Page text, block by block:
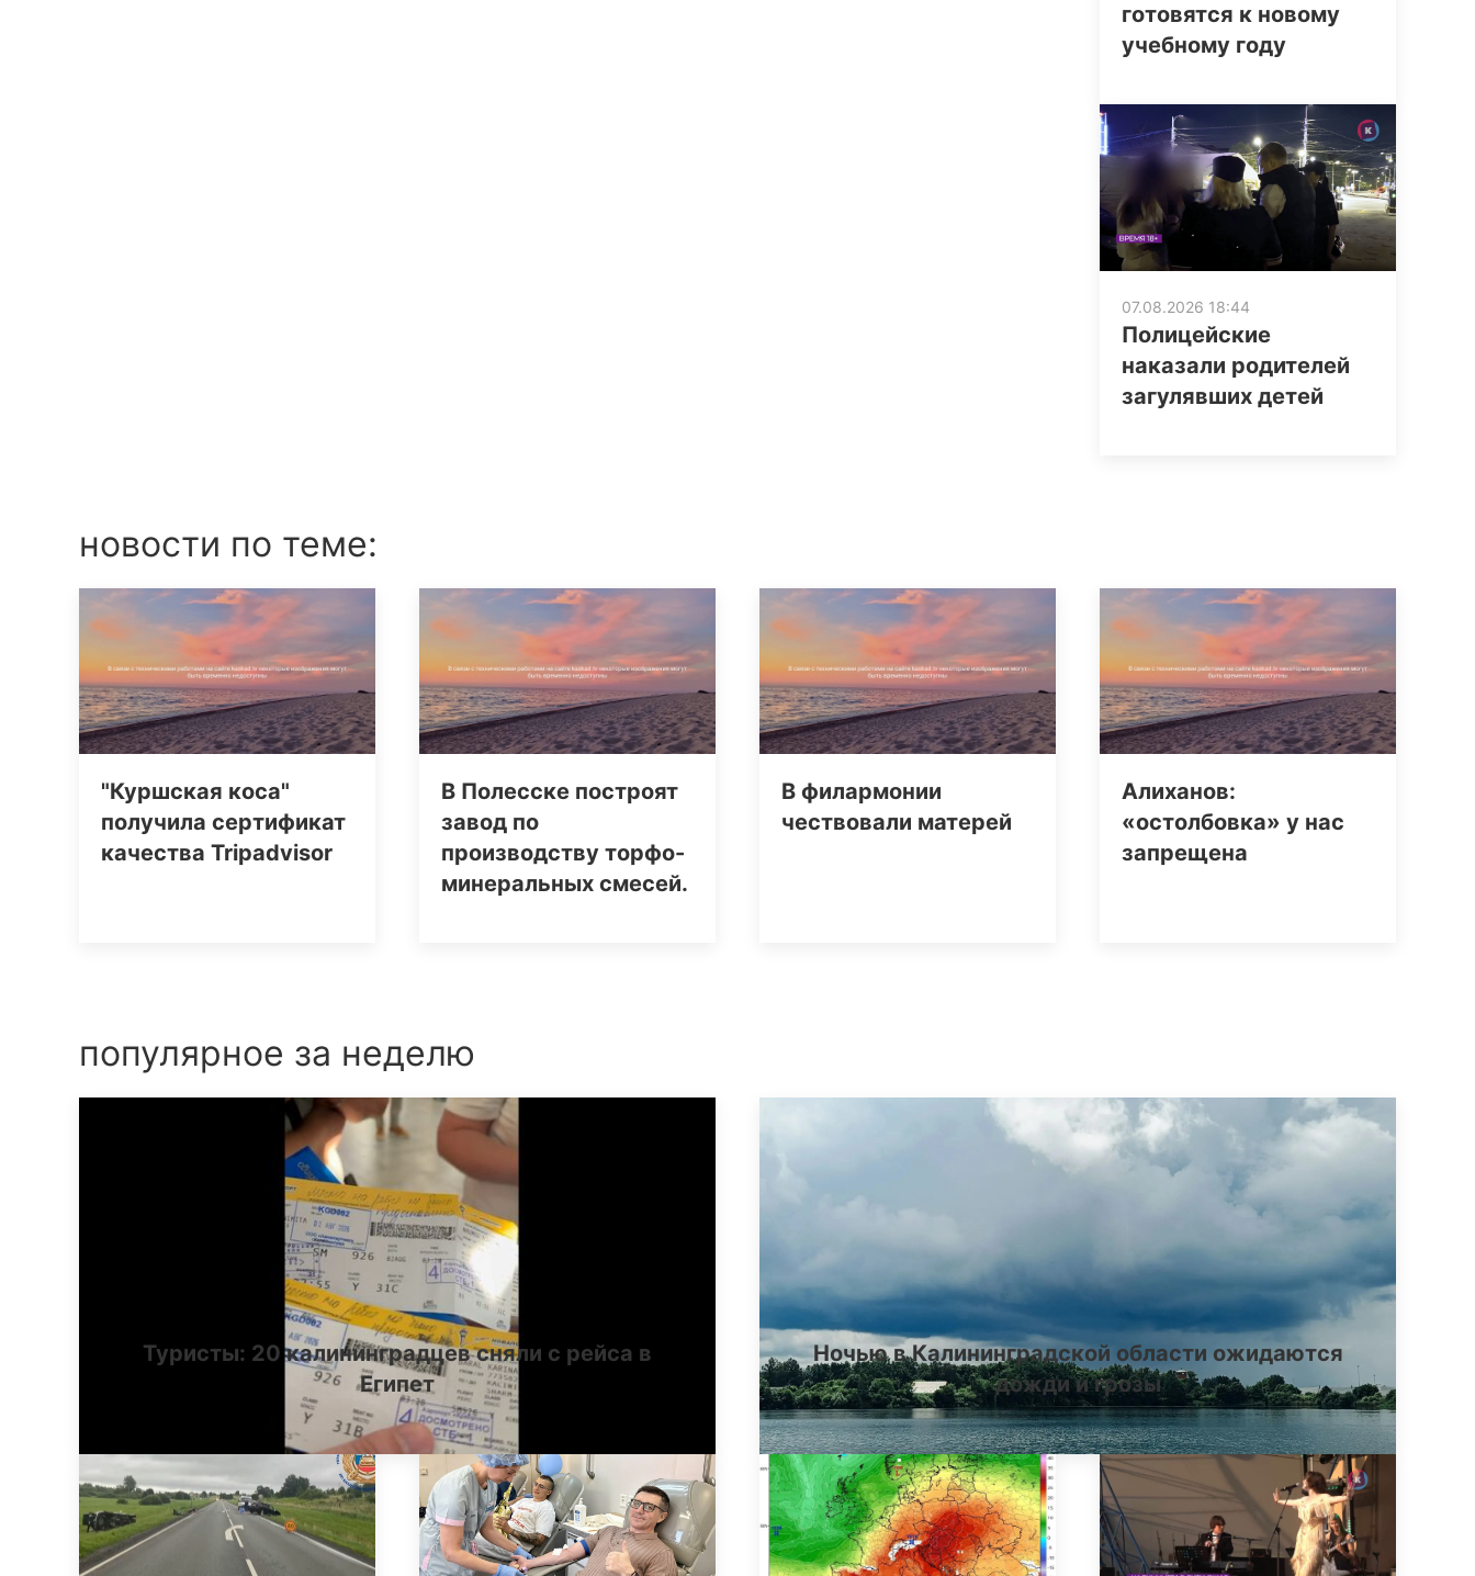
готовятся к новому
учебному году
07.08.2026 18:44
Полицейские
наказали родителей
загулявших детей
новости по теме:
"Куршская коса"
получила сертификат
качества Tripаdvisor
В Полесске построят
завод по
производству торфо-
минеральных смесей.
В филармонии
чествовали матерей
Алиханов:
«остолбовка» у нас
запрещена
популярное за неделю
Туристы: 20 калининградцев сняли с рейса в
Египет
Ночью в Калининградской области ожидаются
дожди и грозы